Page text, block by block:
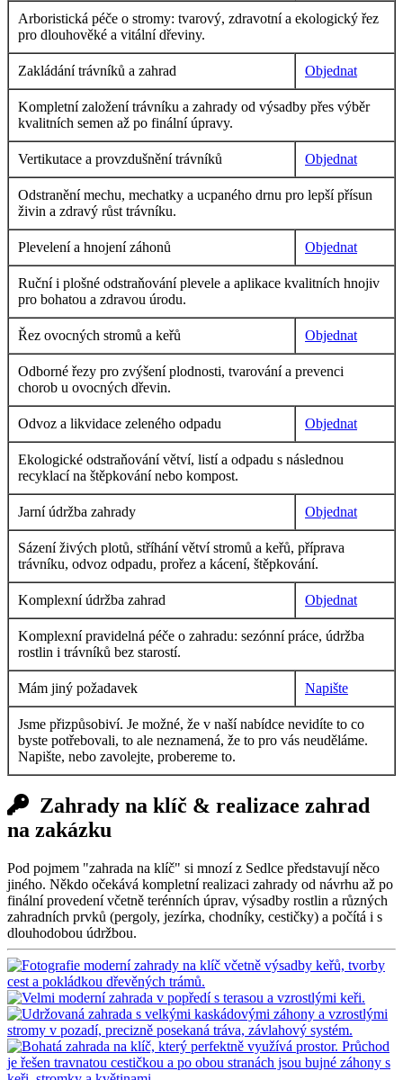
Arboristická péče o stromy: tvarový, zdravotní a ekologický řez
pro dlouhověké a vitální dřeviny.
Zakládání trávníků a zahrad Objednat
Kompletní založení trávníku a zahrady od výsadby přes výběr
kvalitních semen až po finální úpravy.
Vertikutace a provzdušnění trávníků Objednat
Odstranění mechu, mechatky a ucpaného drnu pro lepší přísun
živin a zdravý růst trávníku.
Plevelení a hnojení záhonů Objednat
Ruční i plošné odstraňování plevele a aplikace kvalitních hnojiv
pro bohatou a zdravou úrodu.
Řez ovocných stromů a keřů Objednat
Odborné řezy pro zvýšení plodnosti, tvarování a prevenci
chorob u ovocných dřevin.
Odvoz a likvidace zeleného odpadu Objednat
Ekologické odstraňování větví, listí a odpadu s následnou
recyklací na štěpkování nebo kompost.
Jarní údržba zahrady Objednat
Sázení živých plotů, stříhání větví stromů a keřů, příprava
trávníku, odvoz odpadu, prořez a kácení, štěpkování.
Komplexní údržba zahrad Objednat
Komplexní pravidelná péče o zahradu: sezónní práce, údržba
rostlin i trávníků bez starostí.
Mám jiný požadavek Napište
Jsme přizpůsobiví. Je možné, že v naší nabídce nevidíte to co
byste potřebovali, to ale neznamená, že to pro vás neuděláme.
Napište, nebo zavolejte, probereme to.
Zahrady na klíč & realizace zahrad
na zakázku
Pod pojmem "zahrada na klíč" si mnozí z Sedlce představují něco
jiného. Někdo očekává kompletní realizaci zahrady od návrhu až po
finální provedení včetně terénních úprav, výsadby rostlin a různých
zahradních prvků (pergoly, jezírka, chodníky, cestičky) a počítá i s
dlouhodobou údržbou.